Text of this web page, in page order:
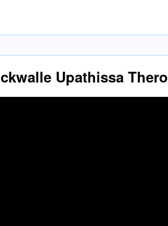
Upathissa Thero